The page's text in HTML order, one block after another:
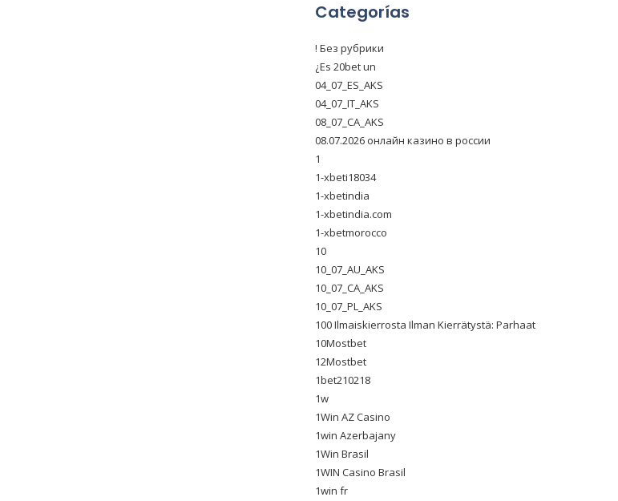
Categorías
! Без рубрики
¿Es 20bet un
04_07_ES_AKS
04_07_IT_AKS
08_07_CA_AKS
08.07.2026 онлайн казино в россии
1
1-xbeti18034
1-xbetindia
1-xbetindia.com
1-xbetmorocco
10
10_07_AU_AKS
10_07_CA_AKS
10_07_PL_AKS
100 Ilmaiskierrosta Ilman Kierrätystä: Parhaat
10Mostbet
12Mostbet
1bet210218
1w
1Win AZ Casino
1win Azerbajany
1Win Brasil
1WIN Casino Brasil
1win fr